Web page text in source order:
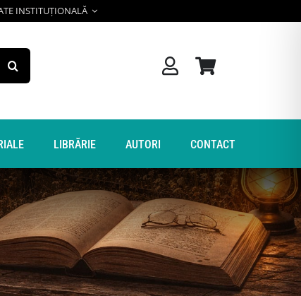
INSTITUȚIONALĂ
LIBRĂRIE AUTORI CONTACT